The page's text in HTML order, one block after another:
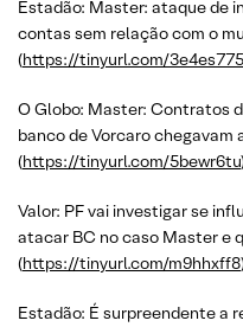
Estadão: Master: ataque de
contas sem relação com o
(https://tinyurl.com/3e4es775
O Globo: Master: Contratos
banco de Vorcaro chegavam
(https://tinyurl.com/5bewr6tu
Valor: PF vai investigar se
atacar BC no caso Master e
(https://tinyurl.com/m9hhxff8
Estadão: É surpreendente a